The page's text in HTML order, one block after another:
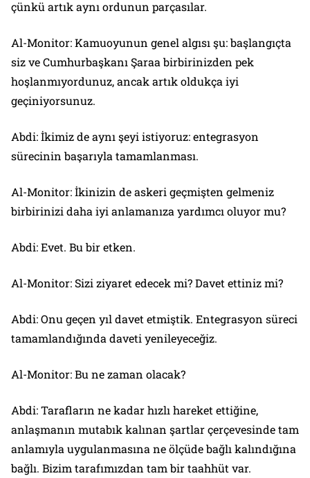
çünkü artık aynı ordunun parçasılar.
Al-Monitor: Kamuoyunun genel algısı şu: başlangıçta
siz ve Cumhurbaşkanı Şaraa birbirinizden pek
hoşlanmıyordunuz, ancak artık oldukça iyi
geçiniyorsunuz.
Abdi: İkimiz de aynı şeyi istiyoruz: entegrasyon
sürecinin başarıyla tamamlanması.
Al-Monitor: İkinizin de askeri geçmişten gelmeniz
birbirinizi daha iyi anlamanıza yardımcı oluyor mu?
Abdi: Evet. Bu bir etken.
Al-Monitor: Sizi ziyaret edecek mi? Davet ettiniz mi?
Abdi: Onu geçen yıl davet etmiştik. Entegrasyon süreci
tamamlandığında daveti yenileyeceğiz.
Al-Monitor: Bu ne zaman olacak?
Abdi: Tarafların ne kadar hızlı hareket ettiğine,
anlaşmanın mutabık kalınan şartlar çerçevesinde tam
anlamıyla uygulanmasına ne ölçüde bağlı kalındığına
bağlı. Bizim tarafımızdan tam bir taahhüt var.